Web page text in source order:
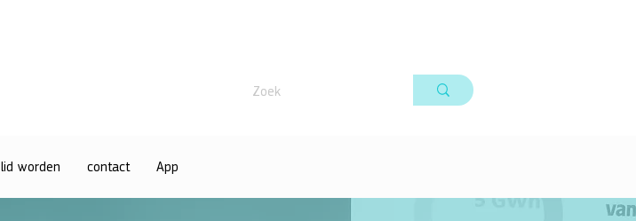
lid worden contact App